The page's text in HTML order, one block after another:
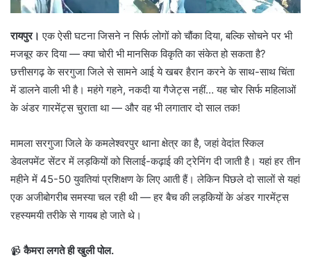
रायपुर।एक ऐसी घटना जिसने न सिर्फ लोगों को चौंका दिया, बल्कि सोचने पर भी
मजबूर कर दिया — क्या चोरी भी मानसिक विकृति का संकेत हो सकता है?
छत्तीसगढ़ के सरगुजा जिले से सामने आई ये खबर हैरान करने के साथ-साथ चिंता
में डालने वाली भी है। महंगे गहने, नकदी या गैजेट्स नहीं… यह चोर सिर्फ महिलाओं
के अंडर गारमेंट्स चुराता था — और वह भी लगातार दो साल तक!
मामला सरगुजा जिले के कमलेश्वरपुर थाना क्षेत्र का है, जहां वेदांत स्किल
डेवलपमेंट सेंटर में लड़कियों को सिलाई-कढ़ाई की ट्रेनिंग दी जाती है। यहां हर तीन
महीने में 45-50 युवतियां प्रशिक्षण के लिए आती हैं। लेकिन पिछले दो सालों से यहां
एक अजीबोगरीब समस्या चल रही थी — हर बैच की लड़कियों के अंडर गारमेंट्स
रहस्यमयी तरीके से गायब हो जाते थे।
📹कैमरा लगते ही खुली पोल.